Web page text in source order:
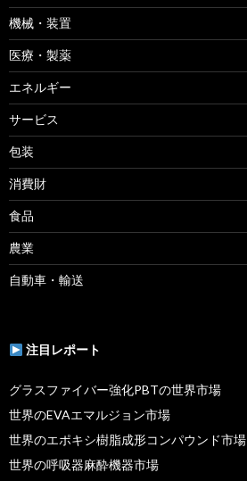
機械・装置
医療・製薬
エネルギー
サービス
包装
消費財
食品
農業
自動車・輸送
注目レポート
グラスファイバー強化PBTの世界市場
世界のEVAエマルジョン市場
世界のエポキシ樹脂成形コンパウンド市場
世界の呼吸器麻酔機器市場